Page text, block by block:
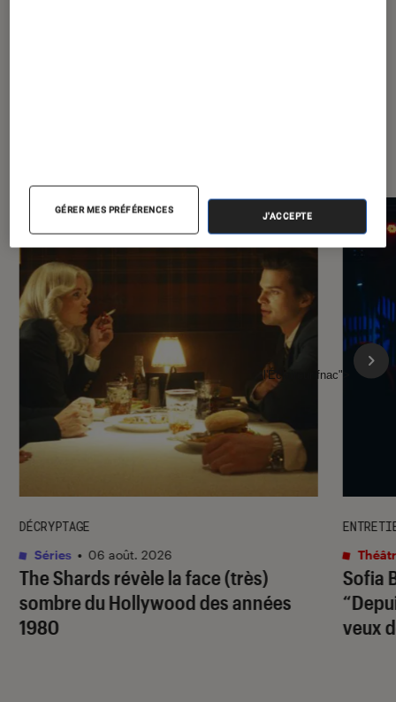
The Shards révèle la face (très)
sombre du Hollywood des années
1980
DÉCRYPTAGE
Séries • 06 août. 2026
Sofia
veux
l'Éclaireur fnac">
GÉRER MES PRÉFÉRENCES
J'ACCEPTE